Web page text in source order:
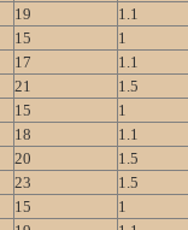
19
1.1
15
1
17
1.1
21
1.5
15
1
18
1.1
20
1.5
23
1.5
15
1